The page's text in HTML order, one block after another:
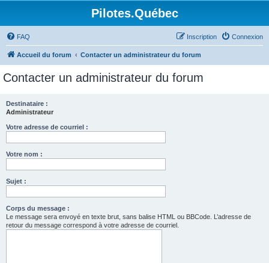
Pilotes.Québec
FAQ Connexion
Inscription
Accueil du forum Contacter un administrateur du forum
Contacter un administrateur du forum
Destinataire :
Administrateur
Votre adresse de courriel :
Votre nom :
Sujet :
Corps du message :
Le message sera envoyé en texte brut, sans balise HTML ou BBCode. L’adresse de
retour du message correspond à votre adresse de courriel.